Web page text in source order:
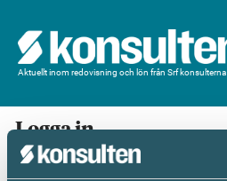
Aktuellt inom redovisning och lön från Srf konsulterna
Logga in
En prenumeration ingår för dig